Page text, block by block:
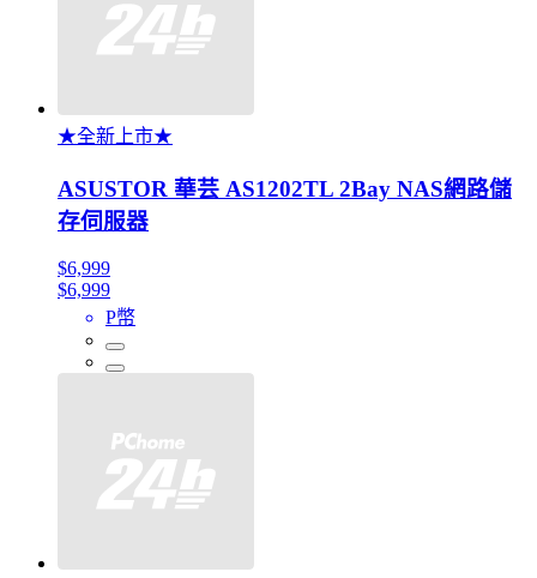
★全新上市★
ASUSTOR 華芸 AS1202TL 2Bay NAS網路儲
存伺服器
$6,999
$6,999
P幣